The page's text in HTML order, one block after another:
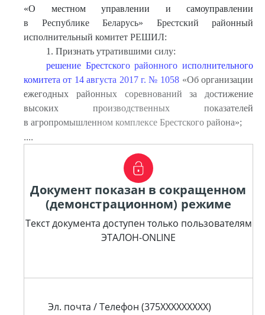
«О местном управлении и самоуправлении
в Республике Беларусь» Брестский районный
исполнительный комитет РЕШИЛ:
1. Признать утратившими силу:
решение Брестского районного исполнительного
комитета от 14 августа 2017 г. № 1058 «Об организации
ежегодных районных соревнований за достижение
высоких производственных показателей
в агропромышленном комплексе Брестского района»;
....
Документ показан в сокращенном
(демонстрационном) режиме
Текст документа доступен только пользователям
ЭТАЛОН-ONLINE
Эл. почта / Телефон (375XXXXXXXXX)